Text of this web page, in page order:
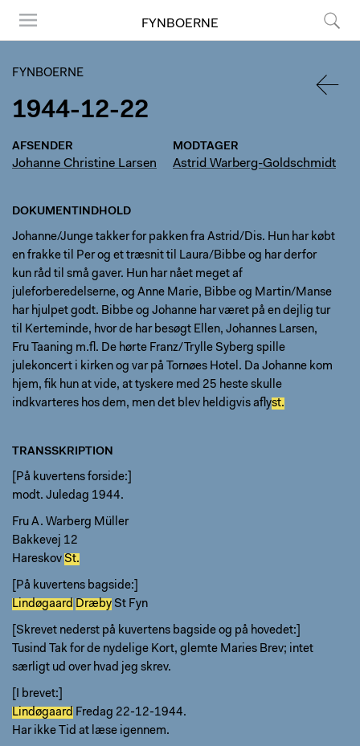
FYNBOERNE
FYNBOERNE
1944-12-22
AFSENDER
Johanne Christine Larsen
MODTAGER
Astrid Warberg-Goldschmidt
DOKUMENTINDHOLD
Johanne/Junge takker for pakken fra Astrid/Dis. Hun har købt
en frakke til Per og et træsnit til Laura/Bibbe og har derfor
kun råd til små gaver. Hun har nået meget af
juleforberedelserne, og Anne Marie, Bibbe og Martin/Manse
har hjulpet godt. Bibbe og Johanne har været på en dejlig tur
til Kerteminde, hvor de har besøgt Ellen, Johannes Larsen,
Fru Taaning m.fl. De hørte Franz/Trylle Syberg spille
julekoncert i kirken og var på Tornøes Hotel. Da Johanne kom
hjem, fik hun at vide, at tyskere med 25 heste skulle
indkvarteres hos dem, men det blev heldigvis aflyst.
TRANSSKRIPTION
[På kuvertens forside:]
modt. Juledag 1944.
Fru A. Warberg Müller
Bakkevej 12
Hareskov St.
[På kuvertens bagside:]
Lindøgaard Dræby St Fyn
[Skrevet nederst på kuvertens bagside og på hovedet:]
Tusind Tak for de nydelige Kort, glemte Maries Brev; intet
særligt ud over hvad jeg skrev.
[I brevet:]
Lindøgaard Fredag 22-12-1944.
Har ikke Tid at læse igennem.